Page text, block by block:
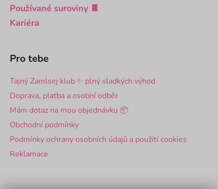
Používané suroviny 🍫
Kariéra
Pro tebe
Tajný Zamlsej klub ✨ plný sladkých výhod
Doprava, platba a osobní odběr
Mám dotaz na mou objednávku 📦
Obchodní podmínky
Podmínky ochrany osobních údajů a použití cookies
Reklamace